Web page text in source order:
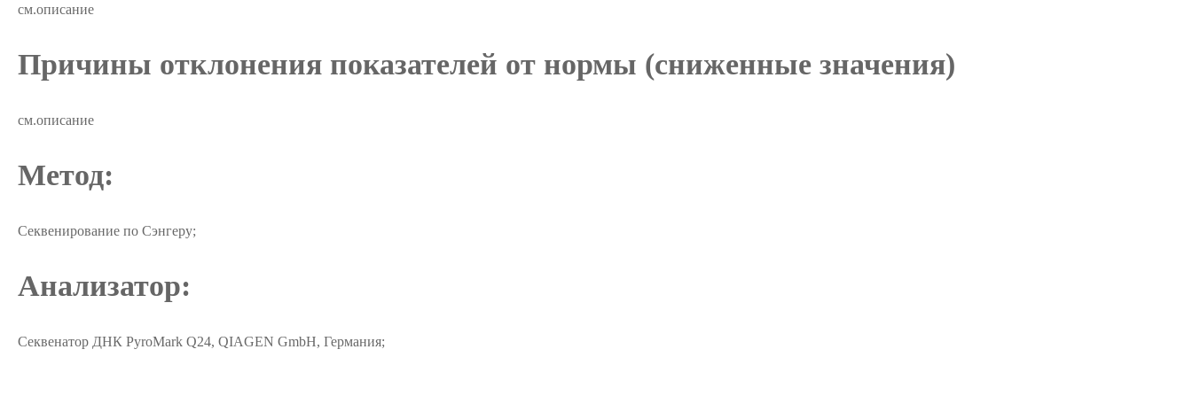
см.описание
Причины отклонения показателей от нормы (сниженные значения)
см.описание
Метод:
Секвенирование по Сэнгеру;
Анализатор:
Секвенатор ДНК PyroMark Q24, QIAGEN GmbH, Германия;